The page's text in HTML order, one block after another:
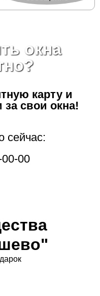
окна
картуи
за свои окна!
сейчас:
00